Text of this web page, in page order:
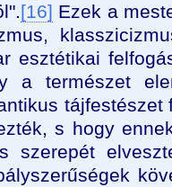
[16] Ezek a
esztétikai
a természet
s hogy
szerepét